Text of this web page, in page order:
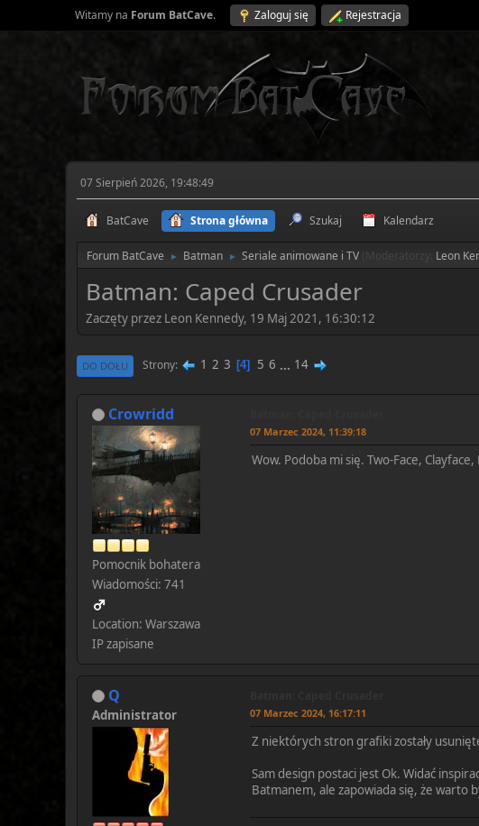
Witamy na Forum BatCave. Zaloguj się Rejestracja
07 Sierpień 2026, 19:48:49
BatCave Strona główna Szukaj Kalendarz
Forum BatCave ► Batman ► Seriale animowane i TV (Moderatorzy: Leon
Batman: Caped Crusader
Zaczęty przez Leon Kennedy, 19 Maj 2021, 16:30:12
DO DOŁU Strony 1 2 3 4 5 6 ... 14
Crowridd
Pomocnik bohatera
Wiadomości: 741
Location: Warszawa
IP zapisane
07 Marzec 2024, 11:39:18
Wow. Podoba mi się. Two-Face,
Q
Administrator 07 Marzec 2024, 16:17:11
Z niektórych stron grafiki zostały
Sam design postaci jest Ok. Widać
Batmanem, ale zapowiada się, że warto